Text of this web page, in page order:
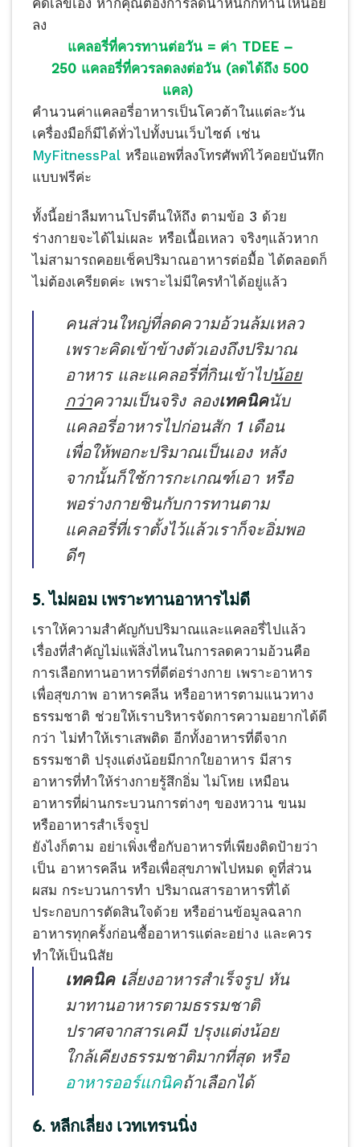
คิดเลขเอง หากคุณต้องการลดน้ำหนักก็ทานให้น้อย
ลง
แคลอรี่ที่ควรทานต่อวัน = ค่า TDEE –
250 แคลอรี่ที่ควรลดลงต่อวัน (ลดได้ถึง 500
แคล)
คำนวนค่าแคลอรี่อาหารเป็นโควต้าในแต่ละวัน
เครื่องมือก็มีได้ทั่วไปทั้งบนเว็บไซต์ เช่น
MyFitnessPal หรือแอพที่ลงโทรศัพท์ไว้คอยบันทึก
แบบฟรีค่ะ
ทั้งนี้อย่าลืมทานโปรตีนให้ถึง ตามข้อ 3 ด้วย
ร่างกายจะได้ไม่เผละ หรือเนื้อเหลว จริงๆแล้วหาก
ไม่สามารถคอยเช็คปริมาณอาหารต่อมื้อ ได้ตลอดก็
ไม่ต้องเครียดค่ะ เพราะไม่มีใครทำได้อยู่แล้ว
คนส่วนใหญ่ที่ลดความอ้วนล้มเหลว
เพราะคิดเข้าข้างตัวเองถึงปริมาณ
อาหาร และแคลอรี่ที่กินเข้าไปน้อย
กว่าความเป็นจริง ลองเทคนิคนับ
แคลอรี่อาหารไปก่อนสัก 1 เดือน
เพื่อให้พอกะปริมาณเป็นเอง หลัง
จากนั้นก็ใช้การกะเกณฑ์เอา หรือ
พอร่างกายชินกับการทานตาม
แคลอรี่ที่เราตั้งไว้แล้วเราก็จะอิ่มพอ
ดีๆ
5. ไม่ผอม เพราะทานอาหารไม่ดี
เราให้ความสำคัญกับปริมาณและแคลอรี่ไปแล้ว
เรื่องที่สำคัญไม่แพ้สิ่งไหนในการลดความอ้วนคือ
การเลือกทานอาหารที่ดีต่อร่างกาย เพราะอาหาร
เพื่อสุขภาพ อาหารคลีน หรืออาหารตามแนวทาง
ธรรมชาติ ช่วยให้เราบริหารจัดการความอยากได้ดี
กว่า ไม่ทำให้เราเสพติด อีกทั้งอาหารที่ดีจาก
ธรรมชาติ ปรุงแต่งน้อยมีกากใยอาหาร มีสาร
อาหารที่ทำให้ร่างกายรู้สึกอิ่ม ไม่โหย เหมือน
อาหารที่ผ่านกระบวนการต่างๆ ของหวาน ขนม
หรืออาหารสำเร็จรูป
ยังไงก็ตาม อย่าเพิ่งเชื่อกับอาหารที่เพียงติดป้ายว่า
เป็น อาหารคลีน หรือเพื่อสุขภาพไปหมด ดูที่ส่วน
ผสม กระบวนการทำ ปริมาณสารอาหารที่ได้
ประกอบการตัดสินใจด้วย หรืออ่านข้อมูลฉลาก
อาหารทุกครั้งก่อนซื้ออาหารแต่ละอย่าง และควร
ทำให้เป็นนิสัย
เทคนิค เลี่ยงอาหารสำเร็จรูป หัน
มาทานอาหารตามธรรมชาติ
ปราศจากสารเคมี ปรุงแต่งน้อย
ใกล้เคียงธรรมชาติมากที่สุด หรือ
อาหารออร์แกนิคถ้าเลือกได้
6. หลีกเลี่ยง เวทเทรนนิ่ง